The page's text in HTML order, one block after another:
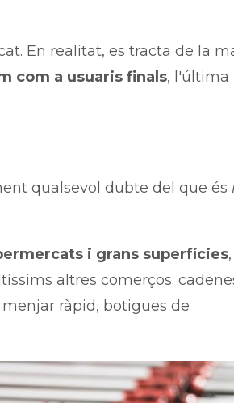
En realitat, es tracta de la
com a usuaris finals, l'última
qualsevol dubte del que és
i grans superfícies
altres comerços:
ràpid, botigues de